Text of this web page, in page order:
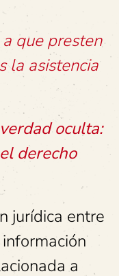
que presten
la asistencia
oculta:
derecho
jurídica entre
a